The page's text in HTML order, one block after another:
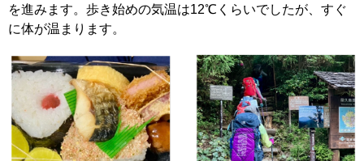
を進みます。歩き始めの気温は12℃くらいでしたが、すぐ
に体が温まります。